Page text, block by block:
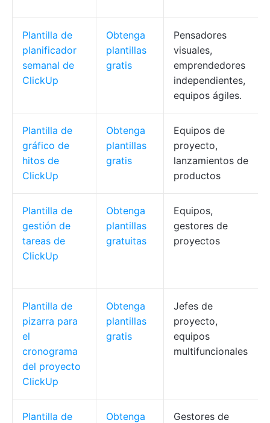
Plantilla de
planificador
semanal de
ClickUp
Obtenga
plantillas
gratis
Pensadores
visuales,
emprendedores
independientes,
equipos ágiles.
Plantilla de
gráfico de
hitos de
ClickUp
Obtenga
plantillas
gratis
Equipos de
proyecto,
lanzamientos de
productos
Plantilla de
gestión de
tareas de
ClickUp
Obtenga
plantillas
gratuitas
Equipos,
gestores de
proyectos
Plantilla de
pizarra para
el
cronograma
del proyecto
ClickUp
Obtenga
plantillas
gratis
Jefes de
proyecto,
equipos
multifuncionales
Plantilla de
Obtenga
Gestores de